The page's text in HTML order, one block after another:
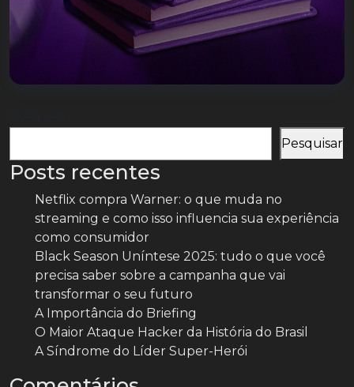
Pesquisar
Posts recentes
Netflix compra Warner: o que muda no
streaming e como isso influencia sua experiência
como consumidor
Black Season Uníntese 2025: tudo o que você
precisa saber sobre a campanha que vai
transformar o seu futuro
A Importância do Briefing
O Maior Ataque Hacker da História do Brasil
A Síndrome do Líder Super-Herói